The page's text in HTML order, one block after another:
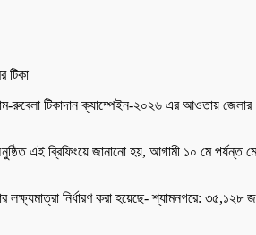
রুবেলা টিকাদান ক্যাম্পেইন-২০২৬ এর আওতায়
এই ব্রিফিংয়ে জানানো হয়, আগামী ১০ মে
লক্ষ্যমাত্রা নির্ধারণ করা হয়েছে- শ্যামনগরে: